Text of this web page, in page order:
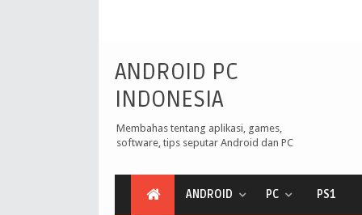
ANDROID PC
INDONESIA
Membahas tentang aplikasi, games,
software, tips seputar Android dan PC
ANDROID PC PS1